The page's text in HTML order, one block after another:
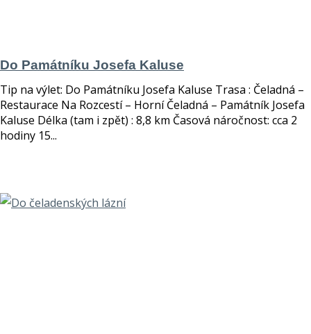
Do Památníku Josefa Kaluse
Tip na výlet: Do Památníku Josefa Kaluse Trasa : Čeladná –
Restaurace Na Rozcestí – Horní Čeladná – Památník Josefa
Kaluse Délka (tam i zpět) : 8,8 km Časová náročnost: cca 2
hodiny 15...